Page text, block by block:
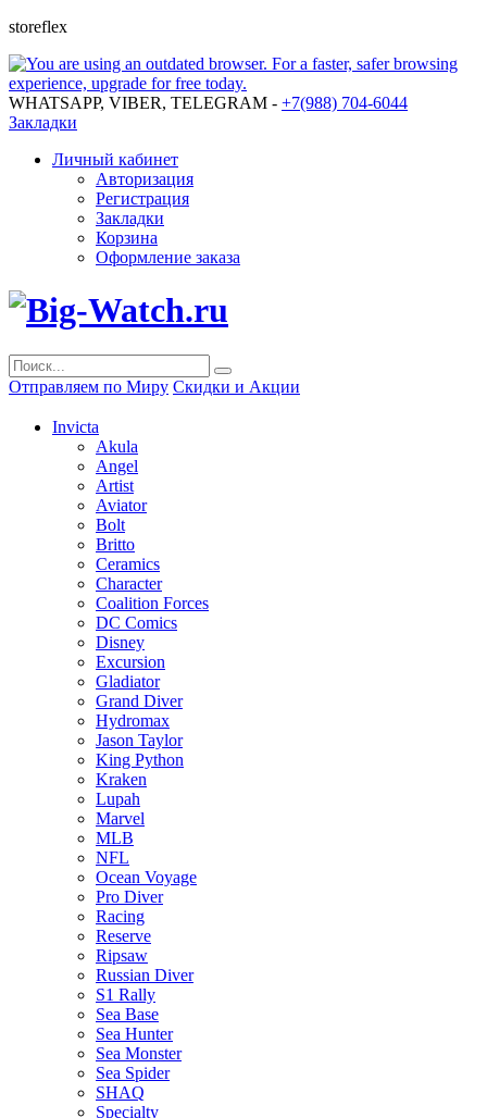
storeflex
WHATSAPP, VIBER, TELEGRAM - +7(988) 704-6044
Закладки
Личный кабинет
Авторизация
Регистрация
Закладки
Корзина
Оформление заказа
Отправляем по Миру Скидки и Акции
Invicta
Akula
Angel
Artist
Aviator
Bolt
Britto
Ceramics
Character
Coalition Forces
DC Comics
Disney
Excursion
Gladiator
Grand Diver
Hydromax
Jason Taylor
King Python
Kraken
Lupah
Marvel
MLB
NFL
Ocean Voyage
Pro Diver
Racing
Reserve
Ripsaw
Russian Diver
S1 Rally
Sea Base
Sea Hunter
Sea Monster
Sea Spider
SHAQ
Specialty